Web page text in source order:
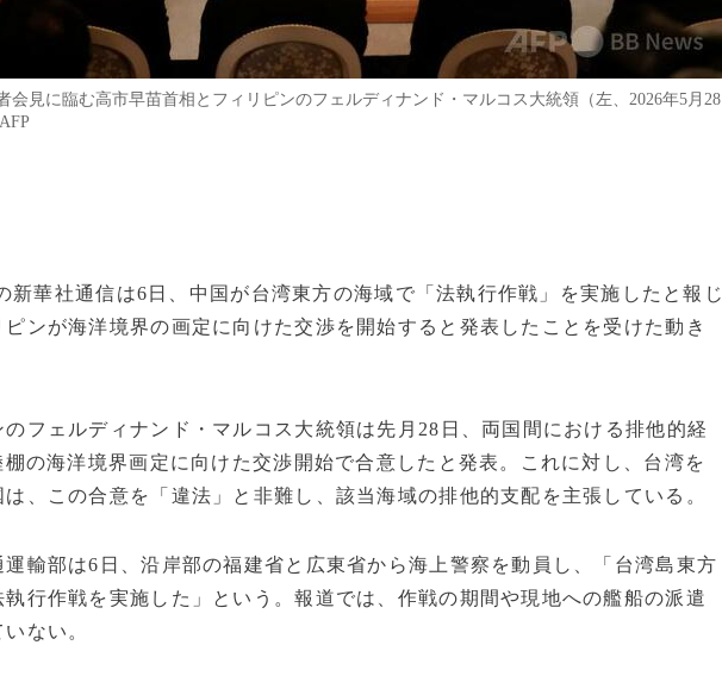
会見に臨む高市早苗首相とフィリピンのフェルディナンド・マルコス大統領（左、2026年5月28
新華社通信は6日、中国が台湾東方の海域で「法執行作戦」を実施したと報じ
ンが海洋境界の画定に向けた交渉を開始すると発表したことを受けた動き
フェルディナンド・マルコス大統領は先月28日、両国間における排他的経
の海洋境界画定に向けた交渉開始で合意したと発表。これに対し、台湾を
、この合意を「違法」と非難し、該当海域の排他的支配を主張している。
輸部は6日、沿岸部の福建省と広東省から海上警察を動員し、「台湾島東方
行作戦を実施した」という。報道では、作戦の期間や現地への艦船の派遣
ない。